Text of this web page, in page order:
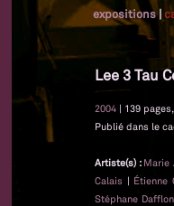
expositions|
Lee 3 Tau
2004 | 139
Publié dans le
Artiste(s) : Marie
Calais | Étienne
Stéphane Dafflon